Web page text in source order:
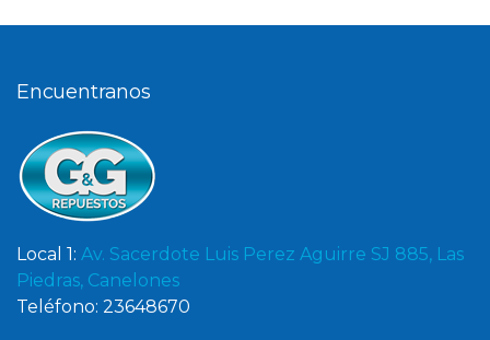
Encuentranos
Local 1: Av. Sacerdote Luis Perez Aguirre SJ 885, Las
Piedras, Canelones
Teléfono: 23648670